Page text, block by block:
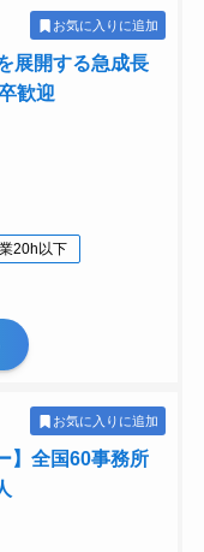
お気に入りに追加
展開する急成長
歓迎
20h以下
お気に入りに追加
】全国60事務所